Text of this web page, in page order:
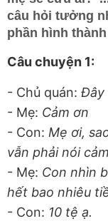
câu hỏi tưởng
phần hình
Câu chuyện 1:
- Chủ quán: Đây
- Mẹ: Cảm ơn
- Con: Mẹ ơi,
vẫn phải nói
- Mẹ: Con nhìn
hết bao nhiêu
- Con: 10 tệ ạ.